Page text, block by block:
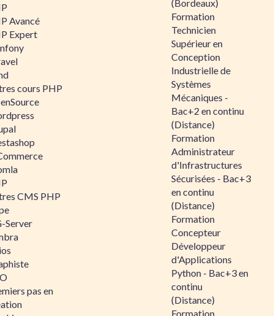
Avancé
Expert
cours PHP
CMS PHP
Server
pas en
(Bordeaux)
Formation
Technicien
Supérieur en
Conception
Industrielle de
Systèmes
Mécaniques -
Bac+2 en continu
(Distance)
Formation
Administrateur
d'Infrastructures
Sécurisées - Bac+3
en continu
(Distance)
Formation
Concepteur
Développeur
d'Applications
Python - Bac+3 en
continu
(Distance)
Formation